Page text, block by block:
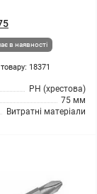
в наявності
18371
РН (хрестова)
75 мм
Витратні матеріали